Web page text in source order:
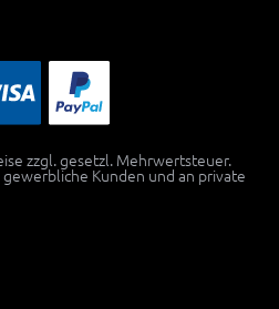
zzgl. gesetzl. Mehrwertsteuer.
Kunden und an private